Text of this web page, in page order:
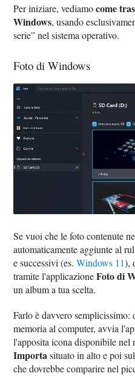
Per iniziare, vediamocome
Windows, usando
serie” nel sistema operativo.
Foto di Windows
Se vuoi che le foto contenute
automaticamente aggiunte al
e successivi (es.Windows 11),
tramite l'applicazioneFoto di
un album a tua scelta.
Farlo è davvero semplicissimo:
memoria al computer, avvia
l'apposita icona disponibile nel
Importasituato in alto e poi
che dovrebbe comparire nel